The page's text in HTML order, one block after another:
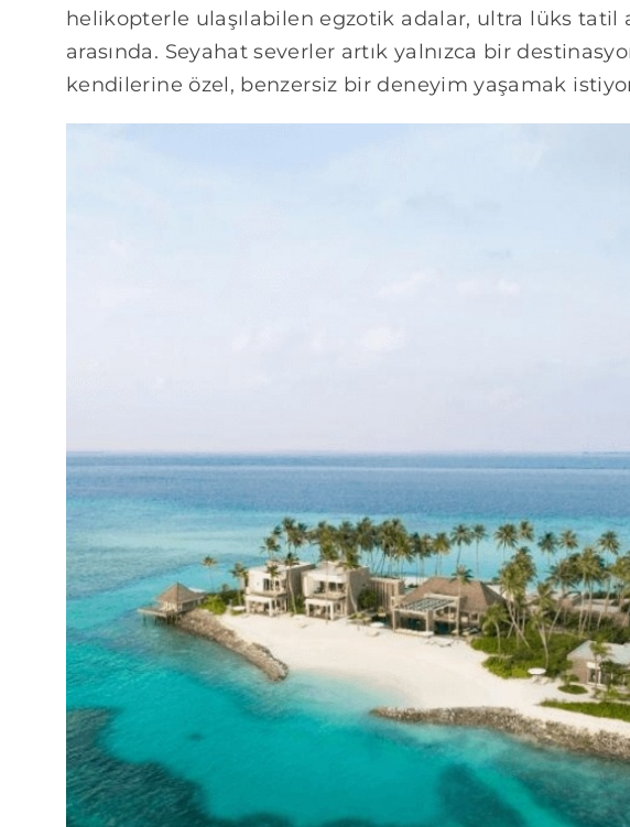
helikopterle ulaşılabilen egzotik adalar, ultra lüks tatil
arasında. Seyahat severler artık yalnızca bir
kendilerine özel, benzersiz bir deneyim yaşamak